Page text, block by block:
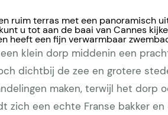
ruim terras met een panoramisch
u tot aan de baai van Cannes
heeft een fijn verwarmbaar
klein dorp middenin een
dichtbij de zee en grotere
maken, terwijl het dorp
zich een echte Franse bakker